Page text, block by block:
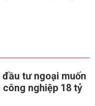
tư ngoại muốn
nghiệp 18 tỷ